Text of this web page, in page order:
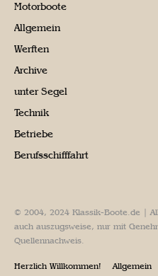
Motorboote
Allgemein
Werften
Archive
unter Segel
Technik
Betriebe
Berufsschifffahrt
© 2004, 2024 Klassik-Boote.de |
auch auszugsweise, nur mit
Quellennachweis.
Herzlich Willkommen! Allgemein